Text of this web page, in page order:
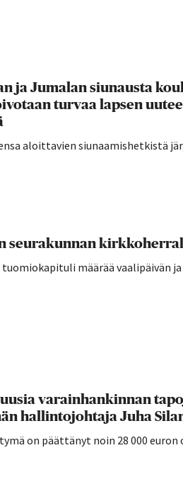
ja Jumalan siunausta
turvaa lapsen
aloittavien siunaamishetkistä
seurakunnan
määrää vaalipäivän
varainhankinnan
hallintojohtaja Juha
on päättänyt noin 28 000